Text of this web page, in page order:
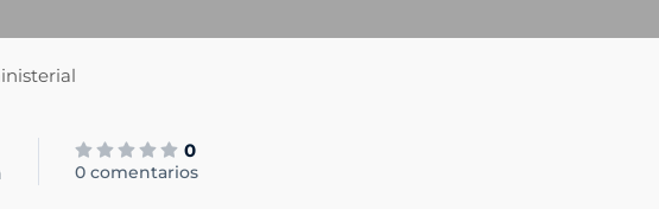
0
0 comentarios